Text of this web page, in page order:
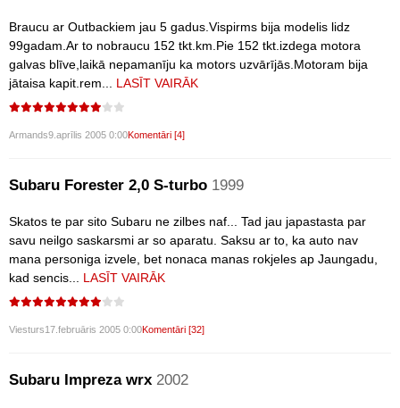
Braucu ar Outbackiem jau 5 gadus.Vispirms bija modelis lidz
99gadam.Ar to nobraucu 152 tkt.km.Pie 152 tkt.izdega motora
galvas blīve,laikā nepamanīju ka motors uzvārījās.Motoram bija
jātaisa kapit.rem... LASĪT VAIRĀK
Armands9.aprīlis 2005 0:00Komentāri [4]
Subaru Forester 2,0 S-turbo 1999
Skatos te par sito Subaru ne zilbes naf... Tad jau japastasta par
savu neilgo saskarsmi ar so aparatu. Saksu ar to, ka auto nav
mana personiga izvele, bet nonaca manas rokjeles ap Jaungadu,
kad sencis... LASĪT VAIRĀK
Viesturs17.februāris 2005 0:00Komentāri [32]
Subaru Impreza wrx 2002